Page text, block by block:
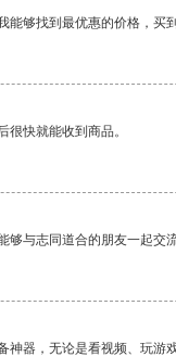
够找到最优惠的价格，买
快就能收到商品。
与志同道合的朋友一起交流
神器，无论是看视频、玩游